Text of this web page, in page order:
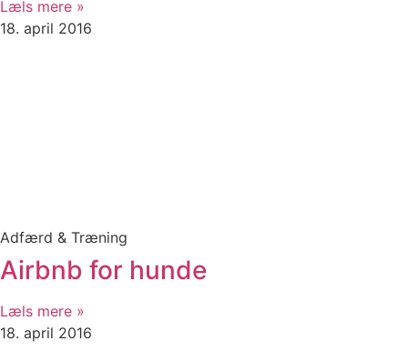
Læls mere »
18. april 2016
Adfærd & Træning
Airbnb for hunde
Læls mere »
18. april 2016